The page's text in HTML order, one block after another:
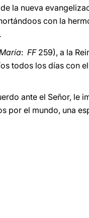
la nueva
con la
: FF 259), a la
todos los días con
ante el Señor, le
por el mundo, una